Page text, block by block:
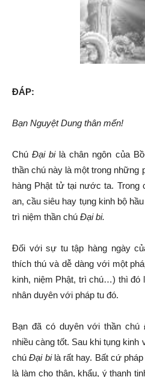
ĐÁP:
Bạn Nguyệt Dung thân mến!
ChúĐại bi là chân ngôn của
thần chú này là một trong những
hàng Phật tử tại nước ta. Trong
an, cầu siêu hay tụng kinh bộ
trì niệm thần chú Đại bi.
Đối với sự tu tập hàng ngày
thích thú và dễ dàng với một
kinh, niệm Phật, trì chú…) thì đó
nhân duyên với pháp tu đó.
Bạn đã có duyên với thần chú
nhiều càng tốt. Sau khi tụng kinh
chúĐại bilà rất hay. Bất cứ
là làm cho thân, khẩu, ý thanh